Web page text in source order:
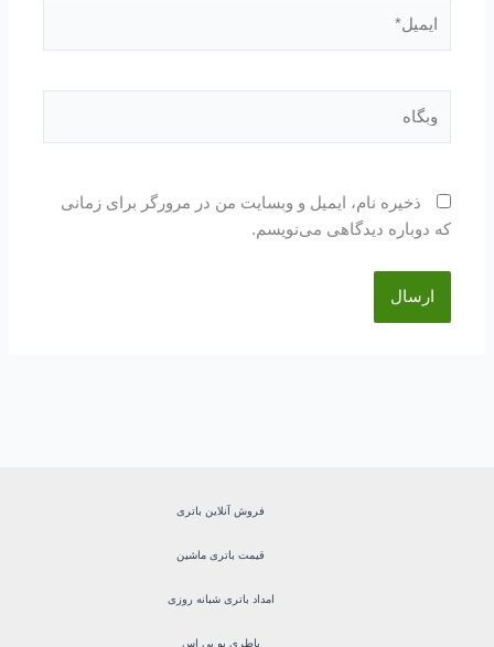
ذخیره نام، ایمیل و وبسایت من در مرورگر برای زمانی
که دوباره دیدگاهی می‌نویسم.
فروش آنلاین باتری
قیمت باتری ماشین
امداد باتری شبانه روزی
باطری یو پی اس